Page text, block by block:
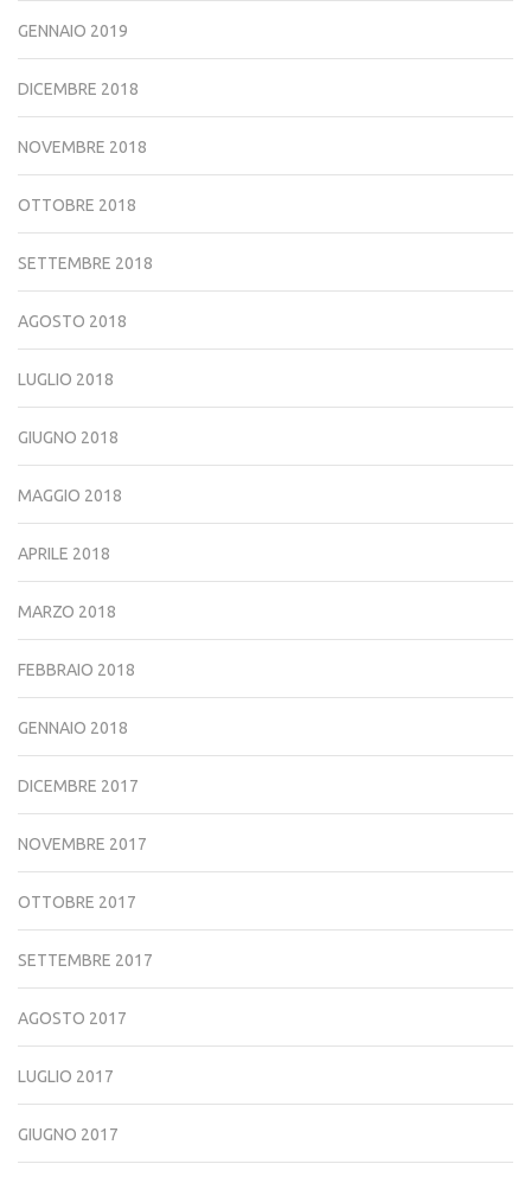
GENNAIO 2019
DICEMBRE 2018
NOVEMBRE 2018
OTTOBRE 2018
SETTEMBRE 2018
AGOSTO 2018
LUGLIO 2018
GIUGNO 2018
MAGGIO 2018
APRILE 2018
MARZO 2018
FEBBRAIO 2018
GENNAIO 2018
DICEMBRE 2017
NOVEMBRE 2017
OTTOBRE 2017
SETTEMBRE 2017
AGOSTO 2017
LUGLIO 2017
GIUGNO 2017